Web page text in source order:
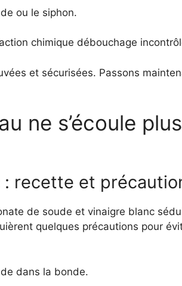
ou le siphon.
chimique débouchage
et sécurisées. Passons
ne s’écoule
recette et
de soude et vinaigre blanc
quelques précautions pour
dans la bonde.